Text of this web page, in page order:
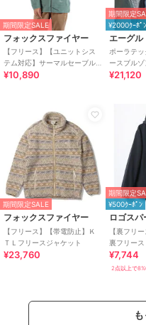
期間限定SALE
フォックスファイヤー
【フリース】【ユニットシス
テム対応】サーマルセーブル
フルＺＩＰ
¥10,890
期間限定
¥2000ｸｰﾎﾟﾝ
エーグル
ポーラテ
ースブル
¥21,120
期間限定SALE
フォックスファイヤー
【フリース】【帯電防止】Ｋ
ＴＬフリースジャケット
¥23,760
期間限定
¥500ｸｰﾎﾟﾝ
ロゴスパ
【裏フリ
裏フリース
ー ジャン
ス
¥7,744
2点以上で